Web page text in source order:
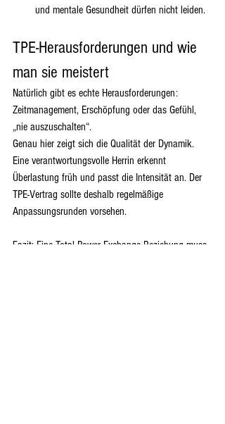
und mentale Gesundheit dürfen nicht leiden.
TPE-Herausforderungen und wie
man sie meistert
Natürlich gibt es echte Herausforderungen:
Zeitmanagement, Erschöpfung oder das Gefühl,
„nie auszuschalten“.
Genau hier zeigt sich die Qualität der Dynamik.
Eine verantwortungsvolle Herrin erkennt
Überlastung früh und passt die Intensität an. Der
TPE-Vertrag sollte deshalb regelmäßige
Anpassungsrunden vorsehen.
Fazit: Eine Total Power Exchange-Beziehung muss